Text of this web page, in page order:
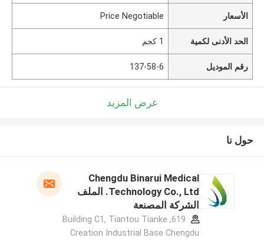
الأسعار Price Negotiable
الحد الأدنى لكمية 1 كجم
رقم الموديل 137-58-6
عرض المزيد
حول نا
Chengdu Binarui Medical
Technology Co., Ltd. الملف
الشركة المصنعة
619, Building C1, Tiantou Tianke
Creation Industrial Base Chengdu